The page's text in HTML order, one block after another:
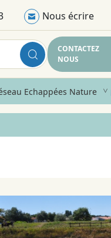
Nous écrire
CONTACTEZ
NOUS
Echappées Nature